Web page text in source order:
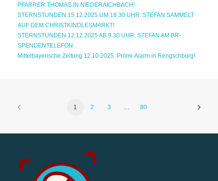
PFARRER THOMAS IN NIEDERAICHBACH!
STERNSTUNDEN 15.12.2025 UM 18.30 UHR: STEFAN SAMMELT
AUF DEM CHRISTKINDLESMARKT!
STERNSTUNDEN 12.12.2025 AB 9:30 UHR: STEFAN AM BR-
SPENDENTELEFON
Mittelbayerische Zeitung 12.10.2025: Promi-Alarm in Rengschburg!
1 2 3 80